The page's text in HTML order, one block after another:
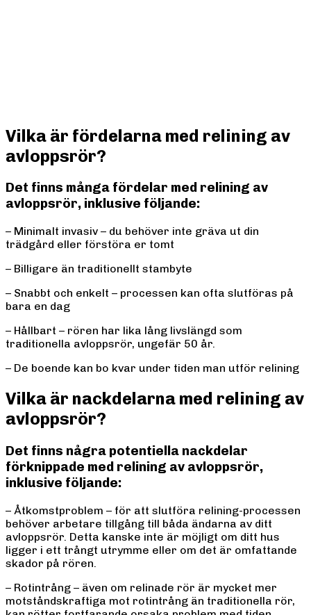
Vilka är fördelarna med relining av
avloppsrör?
Det finns många fördelar med relining av
avloppsrör, inklusive följande:
– Minimalt invasiv – du behöver inte gräva ut din
trädgård eller förstöra er tomt
– Billigare än traditionellt stambyte
– Snabbt och enkelt – processen kan ofta slutföras på
bara en dag
– Hållbart – rören har lika lång livslängd som
traditionella avloppsrör, ungefär 50 år.
– De boende kan bo kvar under tiden man utför relining
Vilka är nackdelarna med relining av
avloppsrör?
Det finns några potentiella nackdelar
förknippade med relining av avloppsrör,
inklusive följande:
– Åtkomstproblem – för att slutföra relining-processen
behöver arbetare tillgång till båda ändarna av ditt
avloppsrör. Detta kanske inte är möjligt om ditt hus
ligger i ett trångt utrymme eller om det är omfattande
skador på rören.
– Rotintrång – även om relinade rör är mycket mer
motståndskraftiga mot rotintrång än traditionella rör,